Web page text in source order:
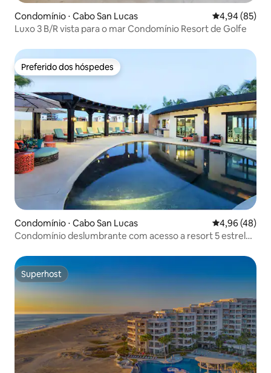
Condomínio ⋅ Cabo San Lucas 4,94 de uma
4,94 (85)
Luxo 3 B/R vista para o mar Condomínio Resort de Golfe
Preferido dos hóspedes
Preferido dos hóspedes
Condomínio ⋅ Cabo San Lucas 4,96 de uma
4,96 (48)
Condomínio deslumbrante com acesso a resort 5 estrelas
Superhost
Superhost